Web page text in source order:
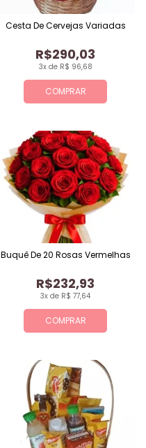
COMPRAR
3x de R$ 96,68
R$290,03
Cesta De Cervejas Variadas
COMPRAR
3x de R$ 77,64
R$232,93
Buquê De 20 Rosas Vermelhas